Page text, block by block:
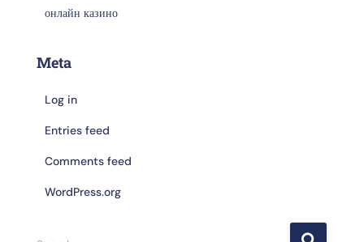
онлайн казино
Meta
Log in
Entries feed
Comments feed
WordPress.org